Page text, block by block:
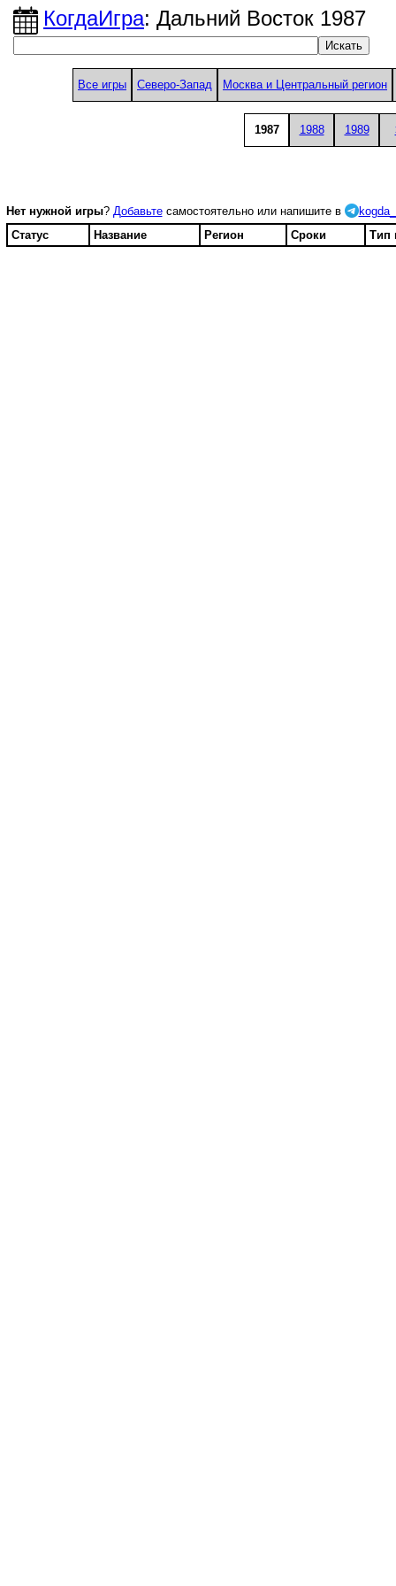
КогдаИгра: Дальний Восток 1987
Все игры Северо-Запад Москва и Центральный регион
1987 1988 1989
Нет нужной игры? Добавьтесамостоятельно или напишите в
Статус
Название Регион Сроки Тип